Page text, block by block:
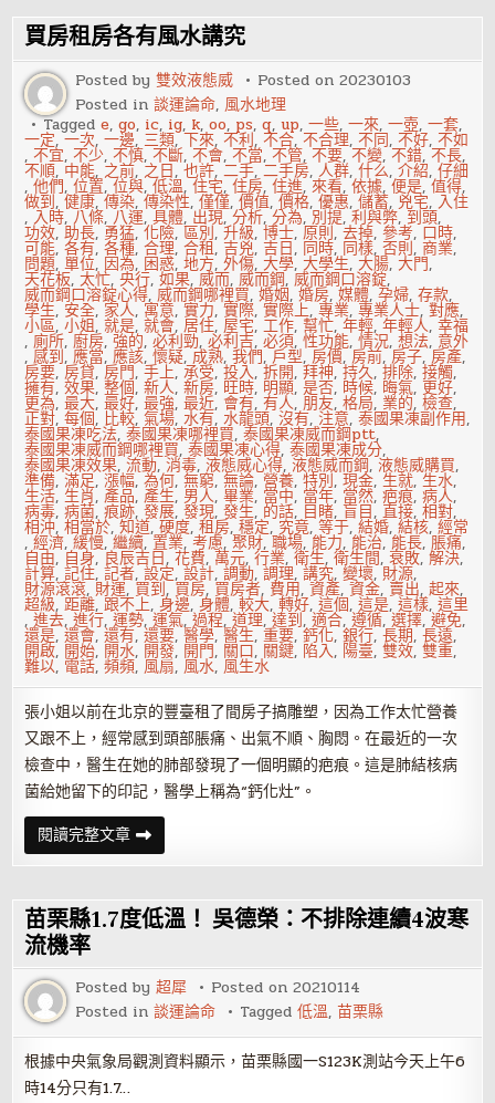
健
康
吃
肉？
越
香
的
肉
脂
肪
含
量
越
高
買房租房各有風水講究
Posted by雙效液態威 Posted on20230103
Posted in談運論命, 風水地理
Taggede,go, ic, ig, k,oo, ps,q,up,一些,一來,一壺,一套,
一定,一次,一邊, 三類,下來,不利,不合,不合理,不同,不好,不如
,不宜,不少,不慎,不斷,不會,不當,不管,不要,不變,不錯,不長,
不順, 中能, 之前, 之日,也許,二手,二手房,人群,什么,介紹,仔細
,他們,位置,位與,低溫,住宅,住房,住進,來看,依據,便是,值得,
做到,健康,傳染,傳染性,僅僅,價值,價格,優惠,儲蓄, 兇宅, 入住
,入時, 八條, 八運,具體, 出現,分析,分為, 別提,利與弊, 到頭,
功效,助長, 勇猛,化險,區別,升級,博士,原則,去掉,參考, 口時,
可能,各有,各種,合理,合租,吉兇,吉日, 同時, 同樣,否則,商業,
問題,單位, 因為, 困惑,地方,外傷,大學,大學生,大腸,大門,
天花板,太忙,央行,如果,威而,威而鋼,威而鋼口溶錠,
威而鋼口溶錠心得,威而鋼哪裡買,婚姻,婚房,媒體,孕婦,存款,
學生, 安全, 家人, 寓意,實力,實際,實際上,專業,專業人士,對應,
小區,小姐,就是,就會,居住, 屋宅,工作,幫忙,年輕,年輕人,幸福
,廁所,廚房,強的,必利勁,必利吉,必須,性功能,情況,想法, 意外
,感到,應當,應該,懷疑, 成熟,我們,戶型,房價,房前,房子,房產,
房要,房貸,房門,手上,承受,投入,拆開,拜神,持久,排除,接觸,
擁有,效果,整個,新人,新房, 旺時, 明顯,是否, 時候, 晦氣, 更好,
更為,最大,最好,最強,最近, 會有,有人,朋友,格局, 業的,檢查,
正對,每個, 比較,氣場,水有,水龍頭,沒有, 注意,泰國果凍副作用,
泰國果凍吃法,泰國果凍哪裡買,泰國果凍威而鋼ptt,
泰國果凍威而鋼哪裡買,泰國果凍心得,泰國果凍成分,
泰國果凍效果,流動,消毒,液態威心得,液態威而鋼,液態威購買,
準備,滿足,漲幅,為何,無窮,無論,營養,特別,現金,生就,生水,
生活,生肖,產品,產生, 男人,畢業, 當中, 當年, 當然,疤痕,病人,
病毒,病菌,痕跡,發展,發現,發生, 的話, 目睹,盲目,直接,相對,
相沖,相當於,知道,硬度,租房,穩定, 究竟,等于,結婚,結核,經常
,經濟,緩慢,繼續, 置業,考慮,聚財,職場, 能力, 能治, 能長,脹痛,
自由, 自身, 良辰吉日,花費,萬元,行業,衛生,衛生間,衰敗,解決,
計算,記住,記者,設定,設計,調動,調理,講究,變壞, 財源,
財源滾滾, 財運, 買到, 買房, 買房者, 費用,資產,資金, 賣出,起來,
超級,距離,跟不上,身邊,身體,較大,轉好,這個,這是,這樣,這里
,進去,進行,運勢,運氣,過程,道理,達到,適合,遵循,選擇,避免,
還是,還會,還有,還要,醫學,醫生,重要,鈣化,銀行,長期,長遠,
開啟, 開始, 開水, 開發, 開門, 關口, 關鍵, 陷入, 陽臺,雙效,雙重,
難以, 電話,頻頻, 風扇, 風水, 風生水
張小姐以前在北京的豐臺租了間房子搞雕塑，因為工作太忙營養
又跟不上，經常感到頭部脹痛、出氣不順、胸悶。在最近的一次
檢查中，醫生在她的肺部發現了一個明顯的疤痕。這是肺結核病
菌給她留下的印記，醫學上稱為“鈣化灶”。
閱讀完整文章買
房
租
各
有
風
究
苗栗縣1.7度低溫！ 吳德榮：不排除連續4波寒
流機率
Posted by超犀 Posted on20210114
Posted in談運論命 Tagged低溫,苗栗縣
根據中央氣象局觀測資料顯示，苗栗縣國一S123K測站今天上午6
時14分只有1.7…